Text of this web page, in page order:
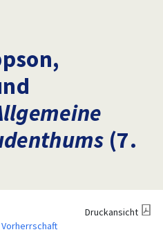
(7.
Druckansicht